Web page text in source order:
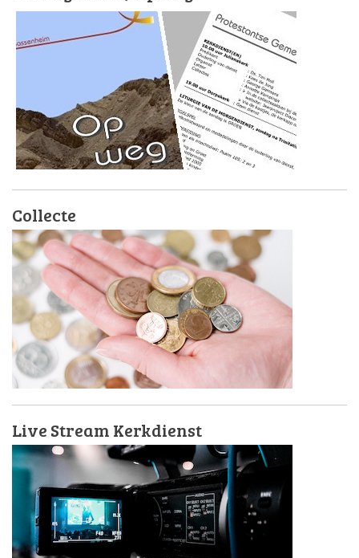
Collecte
Live Stream Kerkdienst